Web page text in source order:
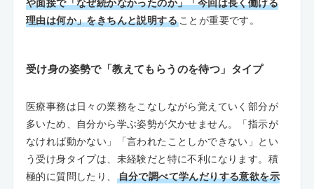
や面接で「なぜ続かなかったのか」「今回は長く働ける
理由は何か」をきちんと説明することが重要です。
受け身の姿勢で「教えてもらうのを待つ」タイプ
医療事務は日々の業務をこなしながら覚えていく部分が
多いため、自分から学ぶ姿勢が欠かせません。「指示が
なければ動かない」「言われたことしかできない」とい
う受け身タイプは、未経験だと特に不利になります。積
極的に質問したり、
自分で調べて学んだりする意欲を示